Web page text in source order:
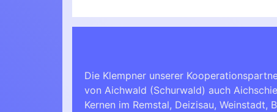
Die Klempner unserer
von Aichwald (Schurwald) auch
Kernen im Remstal, Deizisau, Weinstadt,